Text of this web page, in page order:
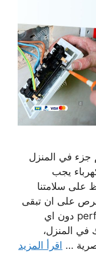
جزء في المنزل
يجب
على سلامتنا
على ان تبقى
كهرباء المنزل تعمل بشكل ممتاز perfect دون اي
المنزل،
… اقرأ المزيد